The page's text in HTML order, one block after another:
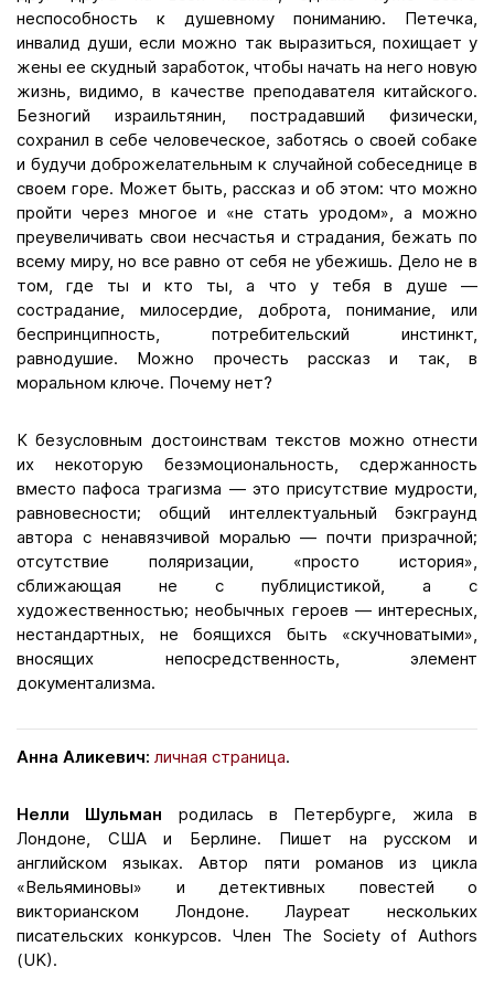
неспособность к душевному пониманию. Петечка,
инвалид души, если можно так выразиться, похищает у
жены ее скудный заработок, чтобы начать на него новую
жизнь, видимо, в качестве преподавателя китайского.
Безногий израильтянин, пострадавший физически,
сохранил в себе человеческое, заботясь о своей собаке
и будучи доброжелательным к случайной собеседнице в
своем горе. Может быть, рассказ и об этом: что можно
пройти через многое и «не стать уродом», а можно
преувеличивать свои несчастья и страдания, бежать по
всему миру, но все равно от себя не убежишь. Дело не в
том, где ты и кто ты, а что у тебя в душе —
сострадание, милосердие, доброта, понимание, или
беспринципность, потребительский инстинкт,
равнодушие. Можно прочесть рассказ и так, в
моральном ключе. Почему нет?
К безусловным достоинствам текстов можно отнести
их некоторую безэмоциональность, сдержанность
вместо пафоса трагизма — это присутствие мудрости,
равновесности; общий интеллектуальный бэкграунд
автора с ненавязчивой моралью — почти призрачной;
отсутствие поляризации, «просто история»,
сближающая не с публицистикой, а с
художественностью; необычных героев — интересных,
нестандартных, не боящихся быть «скучноватыми»,
вносящих непосредственность, элемент
документализма.
Анна Аликевич: личная страница.
Нелли Шульман родилась в Петербурге, жила в
Лондоне, США и Берлине. Пишет на русском и
английском языках. Автор пяти романов из цикла
«Вельяминовы» и детективных повестей о
викторианском Лондоне. Лауреат нескольких
писательских конкурсов. Член The Society of Authors
(UK).